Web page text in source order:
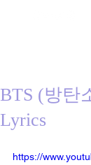
BTS (방탄
Lyrics
https://